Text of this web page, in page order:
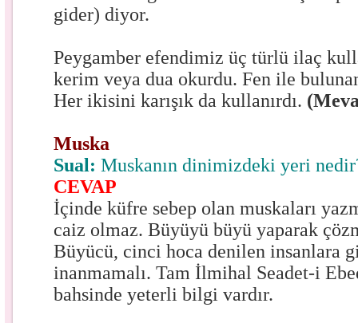
gider) diyor.
Peygamber efendimiz üç türlü ilaç
kerim veya dua okurdu. Fen ile
Her ikisini karışık da kullanırdı.
Muska
Sual: Muskanın dinimizdeki yeri
CEVAP
İçinde küfre sebep olan muskaları
caiz olmaz. Büyüyü büyü yaparak
Büyücü, cinci hoca denilen insanlara
inanmamalı. Tam İlmihal Seadet-i
bahsinde yeterli bilgi vardır.